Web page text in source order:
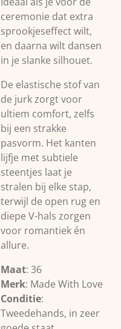
ceremonie dat extra
sprookjeseffect wilt,
en daarna wilt dansen
in je slanke silhouet.
De elastische stof van
de jurk zorgt voor
ultiem comfort, zelfs
bij een strakke
pasvorm. Het kanten
lijfje met subtiele
steentjes laat je
stralen bij elke stap,
terwijl de open rug en
diepe V-hals zorgen
voor romantiek én
allure.
Maat: 36
Merk: Made With Love
Conditie:
Tweedehands, in zeer